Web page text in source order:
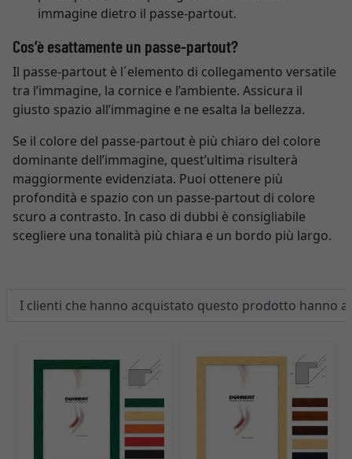
immagine dietro il passe-partout.
Cos’è esattamente un passe-partout?
Il passe-partout è l´elemento di collegamento versatile
tra l’immagine, la cornice e l’ambiente. Assicura il
giusto spazio all’immagine e ne esalta la bellezza.
Se il colore del passe-partout è più chiaro del colore
dominante dell’immagine, quest’ultima risulterà
maggiormente evidenziata. Puoi ottenere più
profondità e spazio con un passe-partout di colore
scuro a contrasto. In caso di dubbi è consigliabile
scegliere una tonalità più chiara e un bordo più largo.
I clienti che hanno acquistato questo prodotto hanno